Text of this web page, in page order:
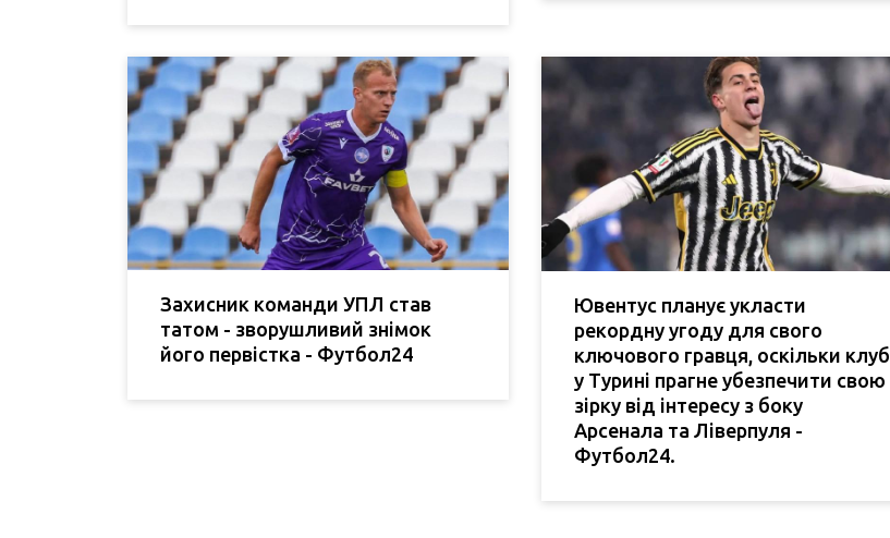
Захисник команди УПЛ став
татом - зворушливий знімок
його первістка - Футбол24
Ювентус планує укласти
рекордну угоду для свого
ключового гравця, оскільки клуб
у Турині прагне убезпечити свою
зірку від інтересу з боку
Арсенала та Ліверпуля -
Футбол24.